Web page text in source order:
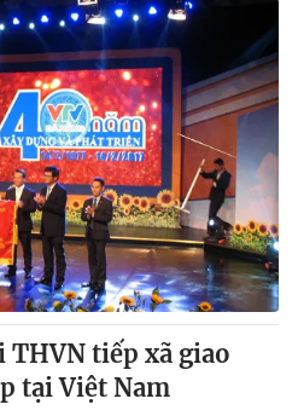
THVN tiếp xã giao
tại Việt Nam